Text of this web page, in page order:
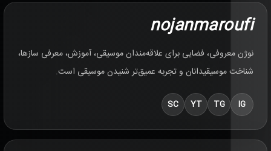
nojanmaroufi
نوژن معروفی، فضایی برای علاقه‌مندان موسیقی، آموزش، معرفی سازها،
شناخت موسیقیدانان و تجربه عمیق‌تر شنیدن موسیقی است.
IG
TG
YT
SC